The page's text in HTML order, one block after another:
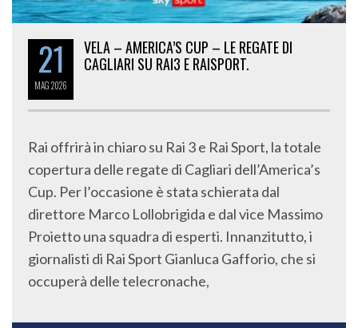
21
MAG2026
VELA – AMERICA’S CUP – LE REGATE DI
CAGLIARI SU RAI3 E RAISPORT.
Rai offrirà in chiaro su Rai 3 e Rai Sport, la totale
copertura delle regate di Cagliari dell’America’s
Cup. Per l’occasione è stata schierata dal
direttore Marco Lollobrigida e dal vice Massimo
Proietto una squadra di esperti. Innanzitutto, i
giornalisti di Rai Sport Gianluca Gafforio, che si
occuperà delle telecronache,